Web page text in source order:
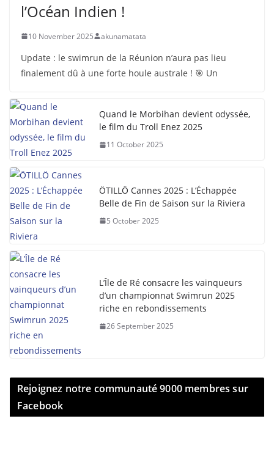
l’Océan Indien !
10 November 2025 akunamatata
Update : le swimrun de la Réunion n’aura pas lieu
finalement dû à une forte houle australe ! 🎯 Un
Quand le Morbihan devient odyssée,
le film du Troll Enez 2025
11 October 2025
ÖTILLÖ Cannes 2025 : L’Échappée
Belle de Fin de Saison sur la Riviera
5 October 2025
L’Île de Ré consacre les vainqueurs
d’un championnat Swimrun 2025
riche en rebondissements
26 September 2025
Rejoignez notre communauté 9000 membres sur
Facebook